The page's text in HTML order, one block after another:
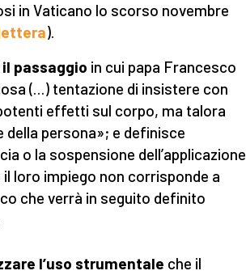
in Vaticano lo scorso novembre
).
passaggio in cui papa Francesco
(…) tentazione di insistere con
effetti sul corpo, ma talora
della persona»; e definisce
o la sospensione dell’applicazione
loro impiego non corrisponde a
che verrà in seguito definito
l’uso strumentale che il